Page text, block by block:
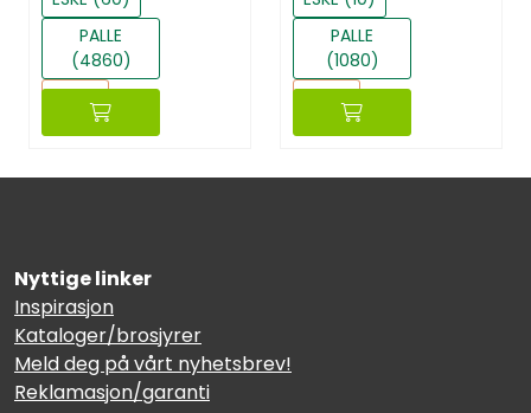
PALLE
(4860)
Reset
PALLE
(1080)
Reset
Nyttige linker
Inspirasjon
Kataloger/brosjyrer
Meld deg på vårt nyhetsbrev!
Reklamasjon/garanti